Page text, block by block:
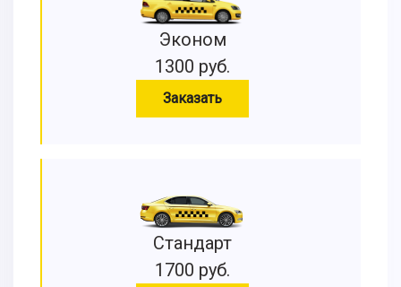
Эконом
1300 руб.
Заказать
Стандарт
1700 руб.